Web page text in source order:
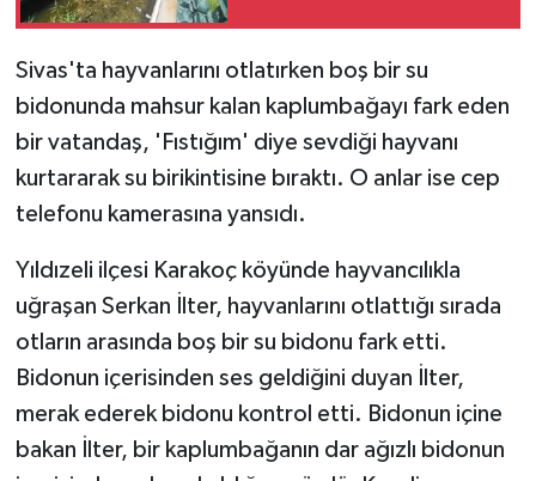
Sivas'ta hayvanlarını otlatırken boş bir su
bidonunda mahsur kalan kaplumbağayı fark eden
bir vatandaş, 'Fıstığım' diye sevdiği hayvanı
kurtararak su birikintisine bıraktı. O anlar ise cep
telefonu kamerasına yansıdı.
Yıldızeli ilçesi Karakoç köyünde hayvancılıkla
uğraşan Serkan İlter, hayvanlarını otlattığı sırada
otların arasında boş bir su bidonu fark etti.
Bidonun içerisinden ses geldiğini duyan İlter,
merak ederek bidonu kontrol etti. Bidonun içine
bakan İlter, bir kaplumbağanın dar ağızlı bidonun